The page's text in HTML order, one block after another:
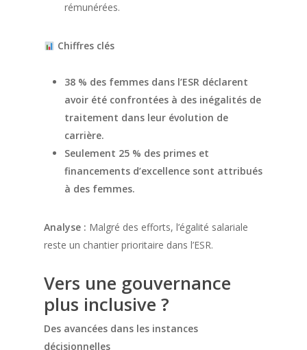
rémunérées.
Chiffres clés
38 % des femmes dans l’ESR déclarent
avoir été confrontées à des inégalités de
traitement dans leur évolution de
carrière.
Seulement 25 % des primes et
financements d’excellence sont attribués
à des femmes.
Analyse : Malgré des efforts, l’égalité salariale
reste un chantier prioritaire dans l’ESR.
Vers une gouvernance
plus inclusive ?
Des avancées dans les instances
décisionnelles